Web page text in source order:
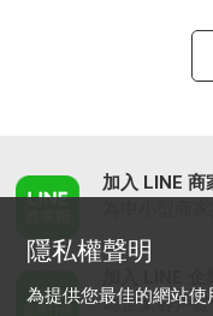
加入 LINE 商
為企業客戶
隱私權聲明
為提供您最佳的網站